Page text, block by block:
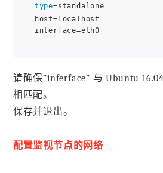
type=standalone
host=localhost
请确保”inferface” 与 Ubuntu
相匹配。
保存并退出。
配置监视节点的网络